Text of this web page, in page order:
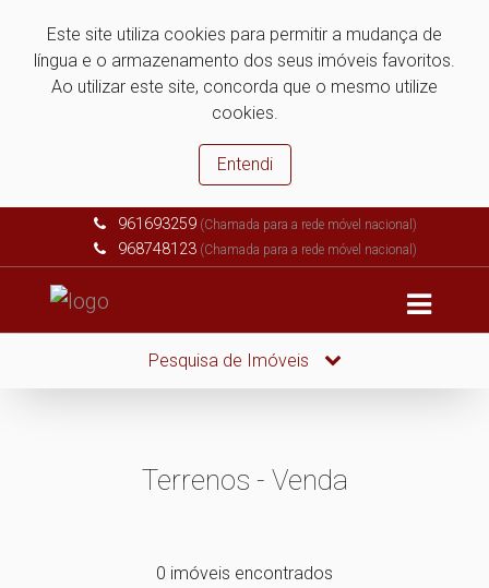
Este site utiliza cookies para permitir a mudança de
língua e o armazenamento dos seus imóveis favoritos.
Ao utilizar este site, concorda que o mesmo utilize
cookies.
Entendi
961693259 (Chamada para a rede móvel nacional)
968748123 (Chamada para a rede móvel nacional)
Pesquisa de Imóveis
Terrenos - Venda
0 imóveis encontrados